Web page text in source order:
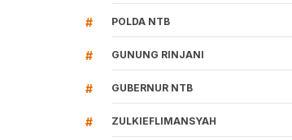
# POLDA NTB
# GUNUNG RINJANI
# GUBERNUR NTB
# ZULKIEFLIMANSYAH